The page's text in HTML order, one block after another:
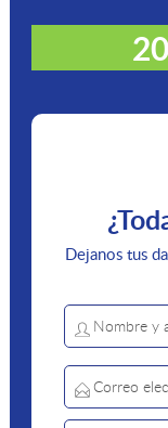
Dejanos tus